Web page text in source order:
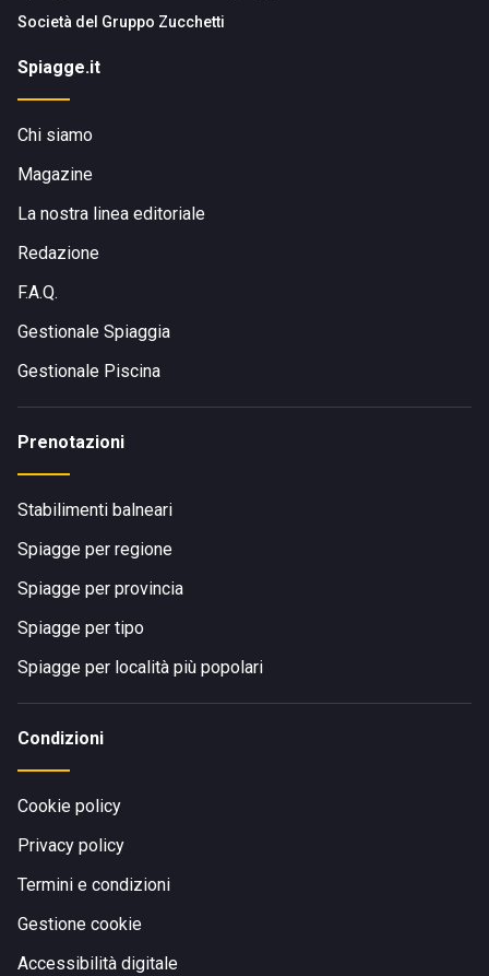
Società del Gruppo Zucchetti
Spiagge.it
Chi siamo
Magazine
La nostra linea editoriale
Redazione
F.A.Q.
Gestionale Spiaggia
Gestionale Piscina
Prenotazioni
Stabilimenti balneari
Spiagge per regione
Spiagge per provincia
Spiagge per tipo
Spiagge per località più popolari
Condizioni
Cookie policy
Privacy policy
Termini e condizioni
Gestione cookie
Accessibilità digitale